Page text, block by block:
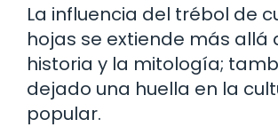
La influencia del trébol de
hojas se extiende más allá
historia y la mitología;
dejado una huella en la
popular.